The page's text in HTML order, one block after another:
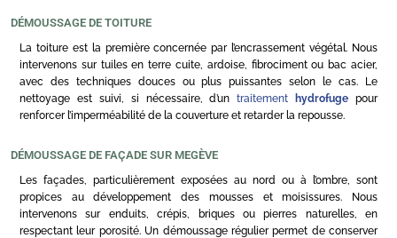
DÉMOUSSAGE DE TOITURE
La toiture est la première concernée par l’encrassement végétal. Nous
intervenons sur tuiles en terre cuite, ardoise, fibrociment ou bac acier,
avec des techniques douces ou plus puissantes selon le cas. Le
nettoyage est suivi, si nécessaire, d’untraitement hydrofuge pour
renforcer l’imperméabilité de la couverture et retarder la repousse.
DÉMOUSSAGE DE FAÇADE SUR MEGÈVE
Les façades, particulièrement exposées au nord ou à l’ombre, sont
propices au développement des mousses et moisissures. Nous
intervenons sur enduits, crépis, briques ou pierres naturelles, en
respectant leur porosité. Un démoussage régulier permet de conserver